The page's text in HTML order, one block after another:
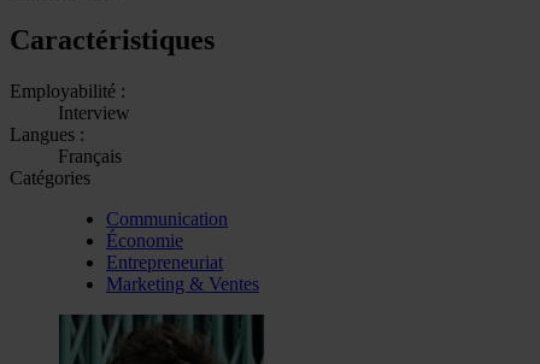
Caractéristiques
Employabilité :
Interview
Langues :
Français
Catégories
Communication
Économie
Entrepreneuriat
Marketing & Ventes